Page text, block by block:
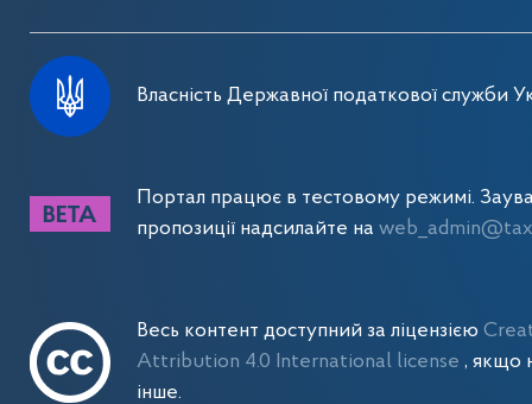
Власність Державної податкової служби
Портал працює в тестовому режимі.
пропозиції надсилайте на
Весь контент доступний за ліцензією
Attribution 4.0 International license , якщо
інше.